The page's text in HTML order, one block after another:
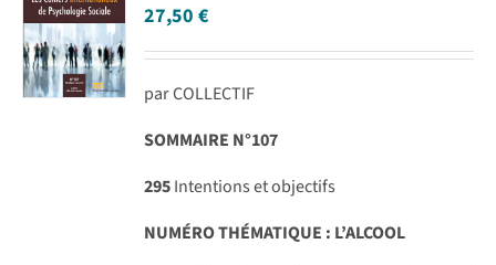
27,50€
par COLLECTIF
SOMMAIRE N°107
295Intentions et objectifs
NUMÉRO THÉMATIQUE : L’ALCOOL